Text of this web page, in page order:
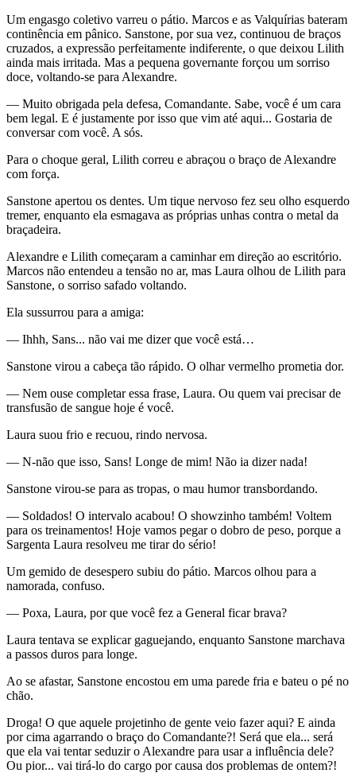
Um engasgo coletivo varreu o pátio. Marcos e as Valquírias bateram
continência em pânico. Sanstone, por sua vez, continuou de braços
cruzados, a expressão perfeitamente indiferente, o que deixou Lilith
ainda mais irritada. Mas a pequena governante forçou um sorriso
doce, voltando-se para Alexandre.
— Muito obrigada pela defesa, Comandante. Sabe, você é um cara
bem legal. E é justamente por isso que vim até aqui... Gostaria de
conversar com você. A sós.
Para o choque geral, Lilith correu e abraçou o braço de Alexandre
com força.
Sanstone apertou os dentes. Um tique nervoso fez seu olho esquerdo
tremer, enquanto ela esmagava as próprias unhas contra o metal da
braçadeira.
Alexandre e Lilith começaram a caminhar em direção ao escritório.
Marcos não entendeu a tensão no ar, mas Laura olhou de Lilith para
Sanstone, o sorriso safado voltando.
Ela sussurrou para a amiga:
— Ihhh, Sans... não vai me dizer que você está…
Sanstone virou a cabeça tão rápido. O olhar vermelho prometia dor.
— Nem ouse completar essa frase, Laura. Ou quem vai precisar de
transfusão de sangue hoje é você.
Laura suou frio e recuou, rindo nervosa.
— N-não que isso, Sans! Longe de mim! Não ia dizer nada!
Sanstone virou-se para as tropas, o mau humor transbordando.
— Soldados! O intervalo acabou! O showzinho também! Voltem
para os treinamentos! Hoje vamos pegar o dobro de peso, porque a
Sargenta Laura resolveu me tirar do sério!
Um gemido de desespero subiu do pátio. Marcos olhou para a
namorada, confuso.
— Poxa, Laura, por que você fez a General ficar brava?
Laura tentava se explicar gaguejando, enquanto Sanstone marchava
a passos duros para longe.
Ao se afastar, Sanstone encostou em uma parede fria e bateu o pé no
chão.
Droga! O que aquele projetinho de gente veio fazer aqui? E ainda
por cima agarrando o braço do Comandante?! Será que ela... será
que ela vai tentar seduzir o Alexandre para usar a influência dele?
Ou pior... vai tirá-lo do cargo por causa dos problemas de ontem?!